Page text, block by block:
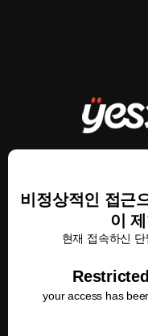
비정상적인 접근
이
현재 접속하신
your access has